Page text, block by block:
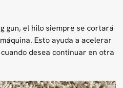
gun, el hilo siempre se cortará
Esto ayuda a acelerar
desea continuar en otra